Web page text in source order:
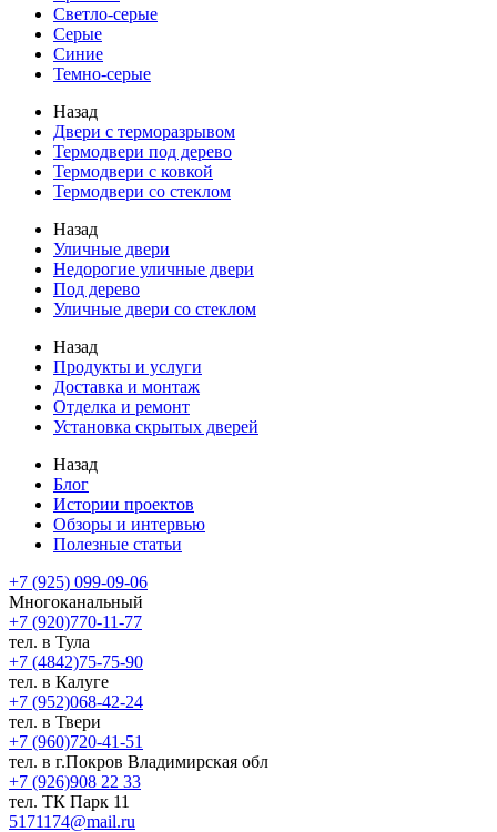
Светло-серые
Серые
Синие
Темно-серые
Назад
Двери с терморазрывом
Термодвери под дерево
Термодвери с ковкой
Термодвери со стеклом
Назад
Уличные двери
Недорогие уличные двери
Под дерево
Уличные двери со стеклом
Назад
Продукты и услуги
Доставка и монтаж
Отделка и ремонт
Установка скрытых дверей
Назад
Блог
Истории проектов
Обзоры и интервью
Полезные статьи
+7 (925) 099-09-06
Многоканальный
+7 (920)770-11-77
тел. в Тула
+7 (4842)75-75-90
тел. в Калуге
+7 (952)068-42-24
тел. в Твери
+7 (960)720-41-51
тел. в г.Покров Владимирская обл
+7 (926)908 22 33
тел. ТК Парк 11
5171174@mail.ru